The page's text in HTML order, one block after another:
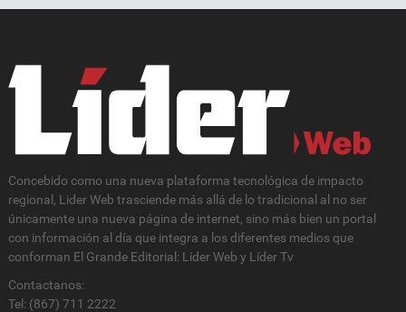
Concebido como una nueva plataforma tecnológica de impacto
regional, Lider Web trasciende más allá de lo tradicional al no ser
únicamente una nueva página de internet, sino más bien un portal
con información al día que integra a los diferentes medios que
conforman El Grande Editorial: Líder Web y Líder Tv
Contactanos:
Tel: (867) 711 2222